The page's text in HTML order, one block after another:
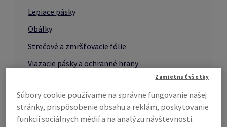
Lepiace pásky
Obálky
Strečové a zmršťovacie fólie
Viazacie pásky a ochranné hrany
Vrecká a vaky
Ochrana proti korózii
Súbory cookie používame na správne fungovanie našej
stránky, prispôsobenie obsahu a reklám, poskytovanie
funkcií sociálnych médií a na analýzu návštevnosti.
Zamietnuť všetky